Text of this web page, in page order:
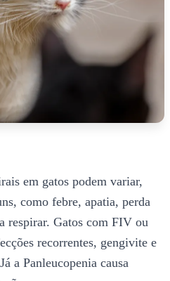
em gatos podem variar,
como febre, apatia, perda
respirar. Gatos com FIV ou
recorrentes, gengivite e
a Panleucopenia causa